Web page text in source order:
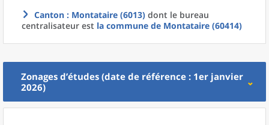
Canton : Montataire (6013) dont le bureau
centralisateur est la commune de Montataire (60414)
Zonages d’études (date de référence : 1er janvier
2026)